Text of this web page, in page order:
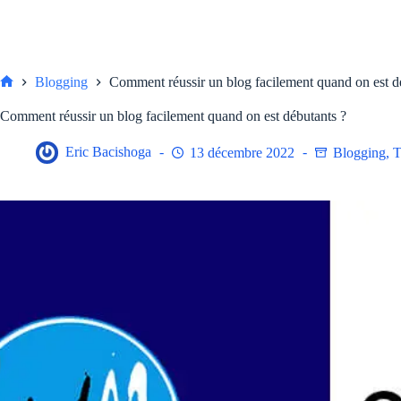
Blogging Comment réussir un blog facilement quand on est
Comment réussir un blog facilement quand on est débutants ?
Eric Bacishoga 13 décembre 2022 Blogging,